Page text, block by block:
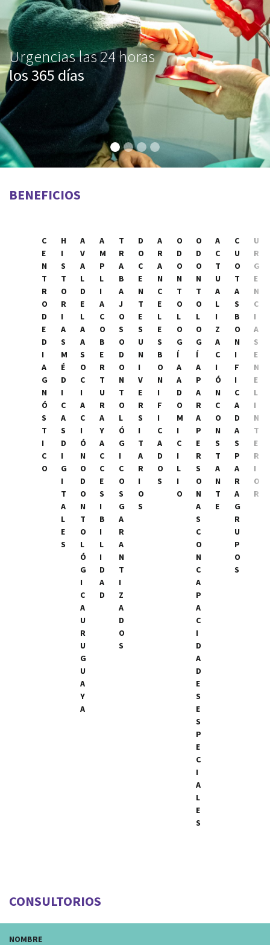
Urgencias las 24 horas
los 365 días
BENEFICIOS
C
E
N
T
R
O
D
E
D
I
A
G
N
Ó
S
T
I
C
O
H
I
S
T
O
R
I
A
S
M
É
D
I
C
A
S
D
I
G
I
T
A
L
E
S
A
V
A
L
D
E
L
A
A
S
O
C
I
A
C
I
Ó
N
O
D
O
N
T
O
L
Ó
G
I
C
A
U
R
U
G
U
A
Y
A
A
M
P
L
I
A
C
O
B
E
R
T
U
R
A
Y
A
C
C
E
S
I
B
I
L
I
D
A
D
T
R
A
B
A
J
O
S
O
D
O
N
T
O
L
Ó
G
I
C
O
S
G
A
R
A
N
T
I
Z
A
D
O
S
D
O
C
E
N
T
E
S
U
N
I
V
E
R
S
I
T
A
R
I
O
S
A
R
A
N
C
E
L
E
S
B
O
N
I
F
I
C
A
D
O
S
O
D
O
N
T
O
L
O
G
Í
A
A
D
O
M
I
C
I
L
I
O
O
D
O
N
T
O
L
O
G
Í
A
P
A
R
A
P
E
R
S
O
N
A
S
C
O
N
C
A
P
A
C
I
D
A
D
E
S
E
S
P
E
C
I
A
L
E
S
A
C
T
U
A
L
I
Z
A
C
I
Ó
N
C
O
N
S
T
A
N
T
E
C
U
O
T
A
S
B
O
N
I
F
I
C
A
D
A
S
P
A
R
A
G
R
U
P
O
S
U
R
G
E
N
C
I
A
S
E
N
E
L
I
N
T
E
R
I
O
R
CONSULTORIOS
NOMBRE